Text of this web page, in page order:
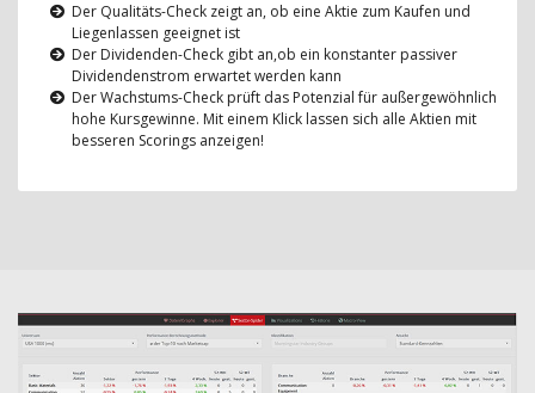
Der Qualitäts-Check zeigt an, ob eine Aktie zum Kaufen und
Liegenlassen geeignet ist
Der Dividenden-Check gibt an,ob ein konstanter passiver
Dividendenstrom erwartet werden kann
Der Wachstums-Check prüft das Potenzial für außergewöhnlich
hohe Kursgewinne. Mit einem Klick lassen sich alle Aktien mit
besseren Scorings anzeigen!